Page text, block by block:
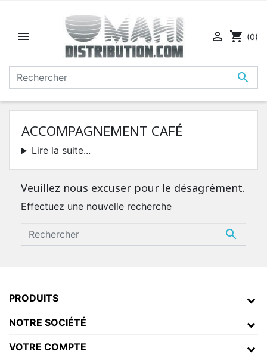


 shopping_cart (0)
ACCOMPAGNEMENT CAFÉ
Lire la suite...
Veuillez nous excuser pour le désagrément.
Effectuez une nouvelle recherche

PRODUITS
NOTRE SOCIÉTÉ
VOTRE COMPTE